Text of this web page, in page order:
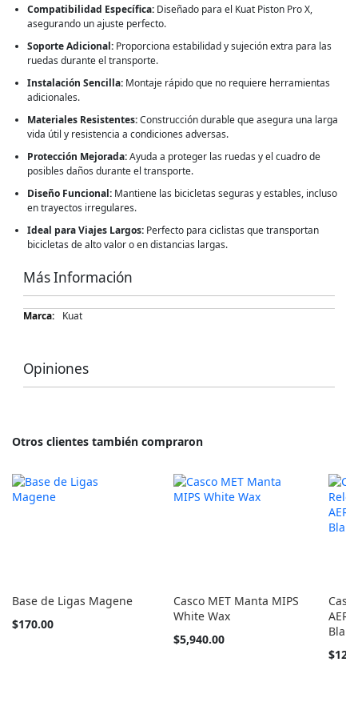
Compatibilidad Específica: Diseñado para el Kuat Piston Pro X,
asegurando un ajuste perfecto.
Soporte Adicional: Proporciona estabilidad y sujeción extra para las
ruedas durante el transporte.
Instalación Sencilla: Montaje rápido que no requiere herramientas
adicionales.
Materiales Resistentes:Construcción durable que asegura una larga
vida útil y resistencia a condiciones adversas.
Protección Mejorada:Ayuda a proteger las ruedas y el cuadro de
posibles daños durante el transporte.
Diseño Funcional: Mantiene las bicicletas seguras y estables, incluso
en trayectos irregulares.
Ideal para Viajes Largos: Perfecto para ciclistas que transportan
bicicletas de alto valor o en distancias largas.
Más Información
Más
Kuat
Opiniones
Otros clientes también compraron
Base de Ligas Magene
$170.00
Casco MET Manta MIPS
White Wax
Tan
$5,940.00